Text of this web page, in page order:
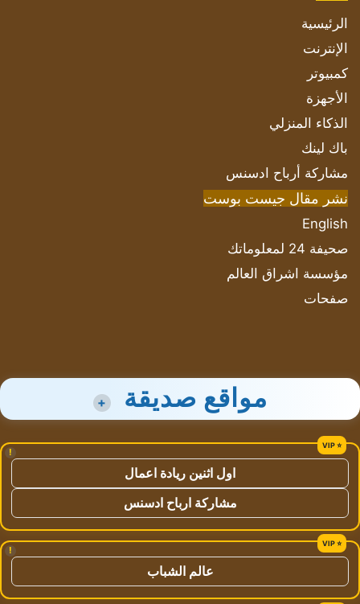
الرئيسية
الإنترنت
كمبيوتر
الأجهزة
الذكاء المنزلي
باك لينك
مشاركة أرباح ادسنس
نشر مقال جيست بوست
English
صحيفة 24 لمعلوماتك
مؤسسة اشراق العالم
صفحات
مواقع صديقة +
!
اول اثنين ريادة اعمال
مشاركة ارباح ادسنس
!
عالم الشباب